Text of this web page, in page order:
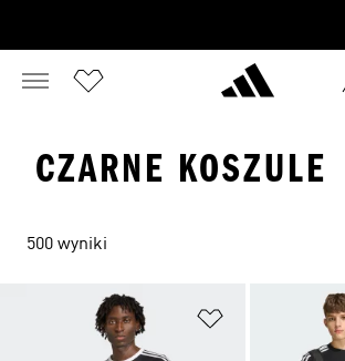
CZARNE KOSZULE
500 wyniki
Dodaj do listy